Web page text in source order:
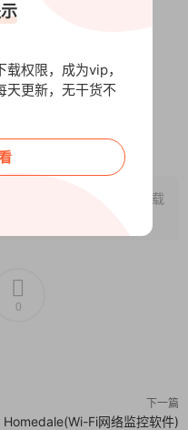
.docx
略.mp4
述.docx
述.mp4
，转载
0
下一篇
Homedale(Wi-Fi网络监控软件)
权限，成为vip，
天更新，无干货不